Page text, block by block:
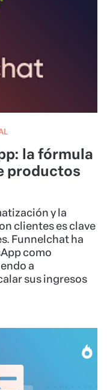
la fórmula
productos
y la
clientes es clave
Funnelchat ha
como
a
sus ingresos